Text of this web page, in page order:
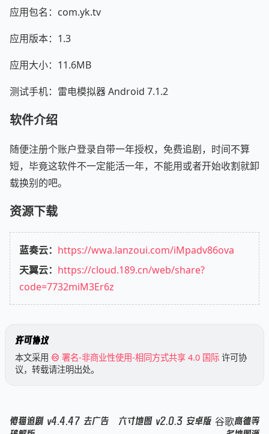
应用包名：com.yk.tv
应用版本：1.3
应用大小：11.6MB
测试手机：雷电模拟器 Android 7.1.2
软件介绍
随便注册个账户登录自带一年授权，免费追剧，时间不算
短，毕竟这软件不一定能活一年，不能用或者开始收割就卸
载换别的吧。
资源下载
蓝奏云： https://wwa.lanzoui.com/iMpadv86ova
天翼云： https://cloud.189.cn/web/share?
code=7732miM3Er6z
许可协议
本文采用 署名-非商业性使用-相同方式共享 4.0 国际 许可协
议，转载请注明出处。
傻猫追剧 v4.4.47 去广告
六寸地图 v2.0.3 安卓版 谷歌高德等